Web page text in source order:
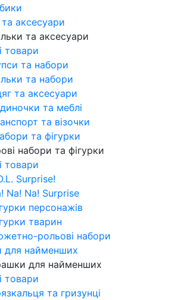
аксесуари
та аксесуари
товари
та набори
та набори
та аксесуари
та меблі
та візочки
та фігурки
набори та фігурки
товари
Surprise!
Na! Na! Surprise
персонажів
тварин
рольові набори
для найменших
для найменших
товари
та гризунці